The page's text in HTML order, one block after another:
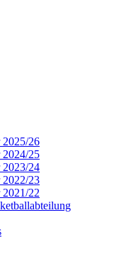
2025/26
2024/25
2023/24
2022/23
22